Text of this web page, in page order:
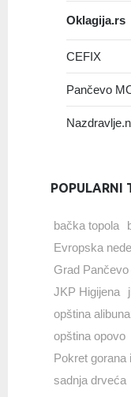
Oklagija.rs
CEFIX
Pančevo
POPULARNI
bačka topola
Evropska
Grad Pančevo
JKP Higijena
opština
opština opovo
Pokret gorana
sadnja drveća